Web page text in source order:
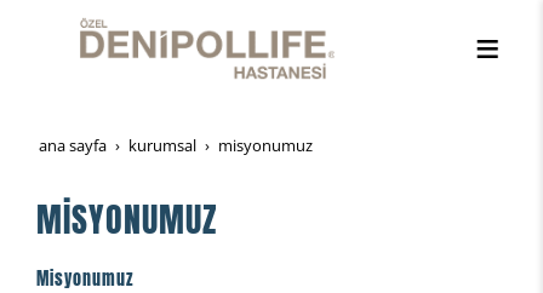
ana sayfa kurumsal mi̇syonumuz
MİSYONUMUZ
Misyonumuz